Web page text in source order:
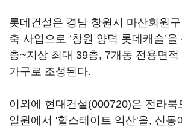
롯데건설은 경남 창원시 마산회원
축 사업으로 ‘창원 양덕 롯데캐슬’
층~지상 최대 39층, 7개동 전용면
가구로 조성된다.
이외에 현대건설(000720)은 전라북
일원에서 '힐스테이트 익산'을, 신동